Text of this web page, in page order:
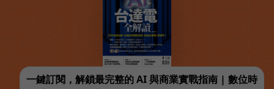
一鍵訂閱，解鎖最完整的 AI 與商業實戰指南 | 數位時